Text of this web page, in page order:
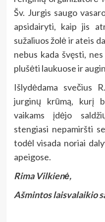
Šv. Jurgis saugo
apsidairyti, kaip jis
sužaliuos žolė ir ateis
nebus kada švęsti,
plušėti laukuose ir
Išlydėdama svečius
jurginų krūmą, kurį
vaikams įdėjo
stengiasi nepamiršti
todėl visada noriai
apeigose.
Rima Vilkienė,
Ašmintos laisvalaikio